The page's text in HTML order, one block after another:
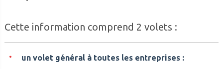
Cette information comprend 2 volets :
un volet général à toutes les entreprises :